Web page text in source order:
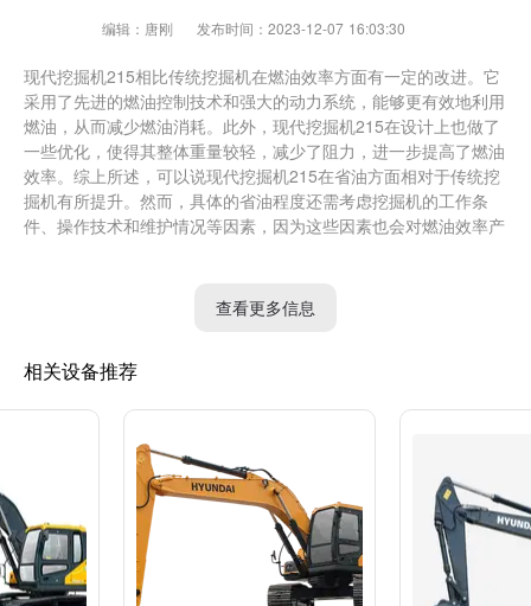
编辑：唐刚 发布时间：2023-12-07 16:03:30
现代挖掘机215相比传统挖掘机在燃油效率方面有一定的改进。它
采用了先进的燃油控制技术和强大的动力系统，能够更有效地利用
燃油，从而减少燃油消耗。此外，现代挖掘机215在设计上也做了
一些优化，使得其整体重量较轻，减少了阻力，进一步提高了燃油
效率。综上所述，可以说现代挖掘机215在省油方面相对于传统挖
掘机有所提升。然而，具体的省油程度还需考虑挖掘机的工作条
件、操作技术和维护情况等因素，因为这些因素也会对燃油效率产
查看更多信息
相关设备推荐